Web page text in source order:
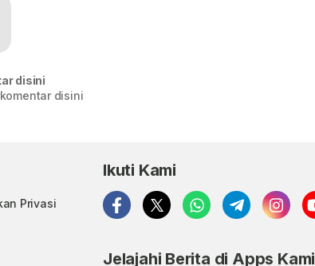
disini
disini
Privasi
Ikuti Kami
Jelajahi Berita di Apps Kami